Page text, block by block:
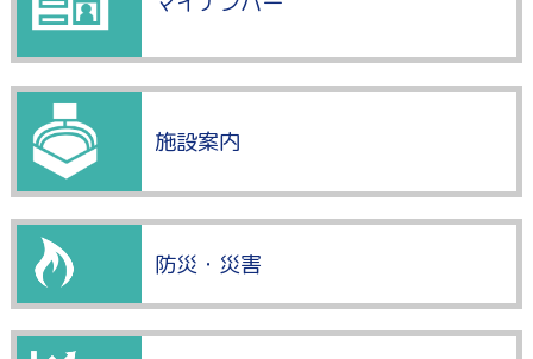
施設案内
防災・災害